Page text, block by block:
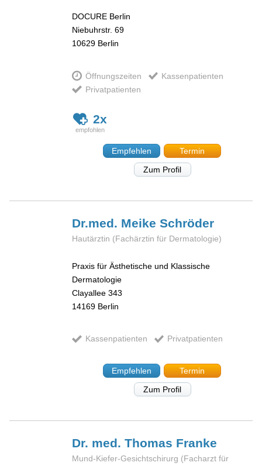
DOCURE Berlin
Niebuhrstr. 69
10629 Berlin
Öffnungszeiten
Kassenpatienten
Privatpatienten
2x
Empfehlen
Termin
Zum Profil
Dr.med. MeikeSchröder
Hautärztin (Fachärztin für Dermatologie)
Praxis für Ästhetische und Klassische
Dermatologie
Clayallee 343
14169 Berlin
Kassenpatienten Privatpatienten
Empfehlen
Termin
Zum Profil
Dr. med. Thomas Franke
Mund-Kiefer-Gesichtschirurg (Facharzt für